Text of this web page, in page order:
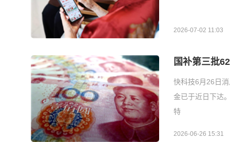
2026-07-02 11:03
国补第三批
快科技6月26日
金已于近日下达
特
2026-06-26 15:31